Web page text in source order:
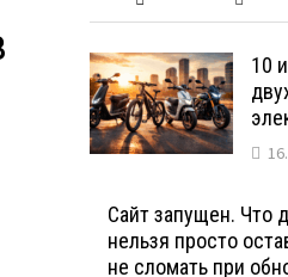
10
Сайт запущен. Что
нельзя просто
не сломать при